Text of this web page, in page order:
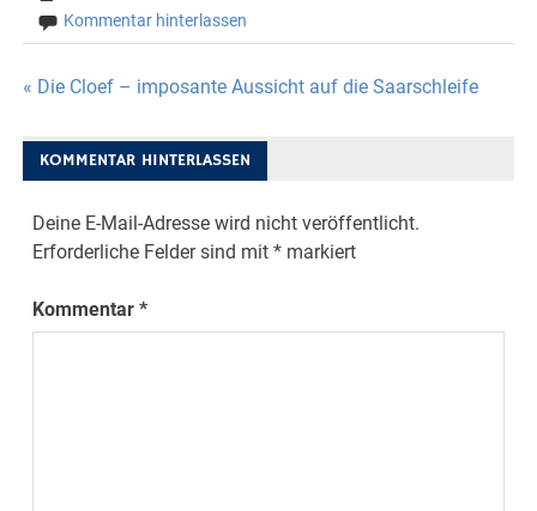
Kommentar hinterlassen
Beitragsnavigation
« Die Cloef – imposante Aussicht auf die Saarschleife
KOMMENTAR HINTERLASSEN
Deine E-Mail-Adresse wird nicht veröffentlicht.
Erforderliche Felder sind mit* markiert
Kommentar*